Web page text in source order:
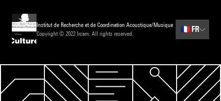
Institut de Recherche et de Coordination Acoustique/Musique
Copyright © 2022 Ircam. All rights reserved.
🇫🇷 FR